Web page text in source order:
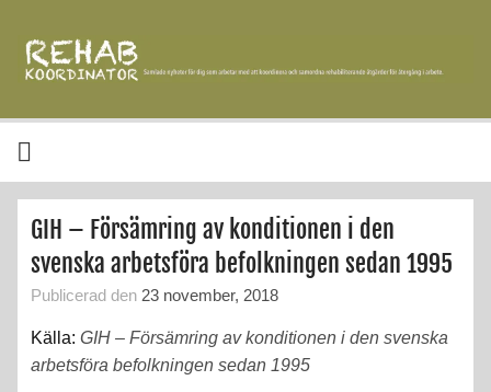
innehåll
samordna rehabiliterande åtgärder för återgång i arbete.
GIH – Försämring av konditionen i den
svenska arbetsföra befolkningen sedan 1995
Publicerad den 23 november, 2018
Källa: GIH – Försämring av konditionen i den svenska
arbetsföra befolkningen sedan 1995